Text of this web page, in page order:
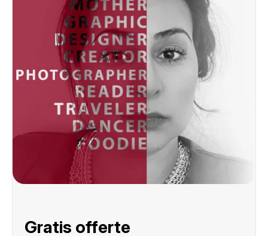
Gratis offerte